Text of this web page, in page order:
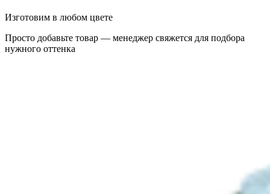
Изготовим в любом цвете
Просто добавьте товар — менеджер свяжется для подбора
нужного оттенка